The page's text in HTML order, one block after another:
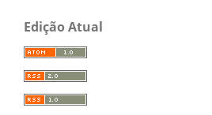
Edição Atual